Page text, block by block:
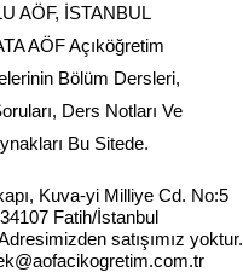
AÖF, İSTANBUL
AÖF Açıköğretim
Bölüm Dersleri,
Ders Notları Ve
Bu Sitede.
Kuva-yi Milliye Cd. No:5
Fatih/İstanbul
satışımız yoktur.